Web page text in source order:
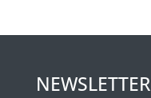
NEWSLETTER